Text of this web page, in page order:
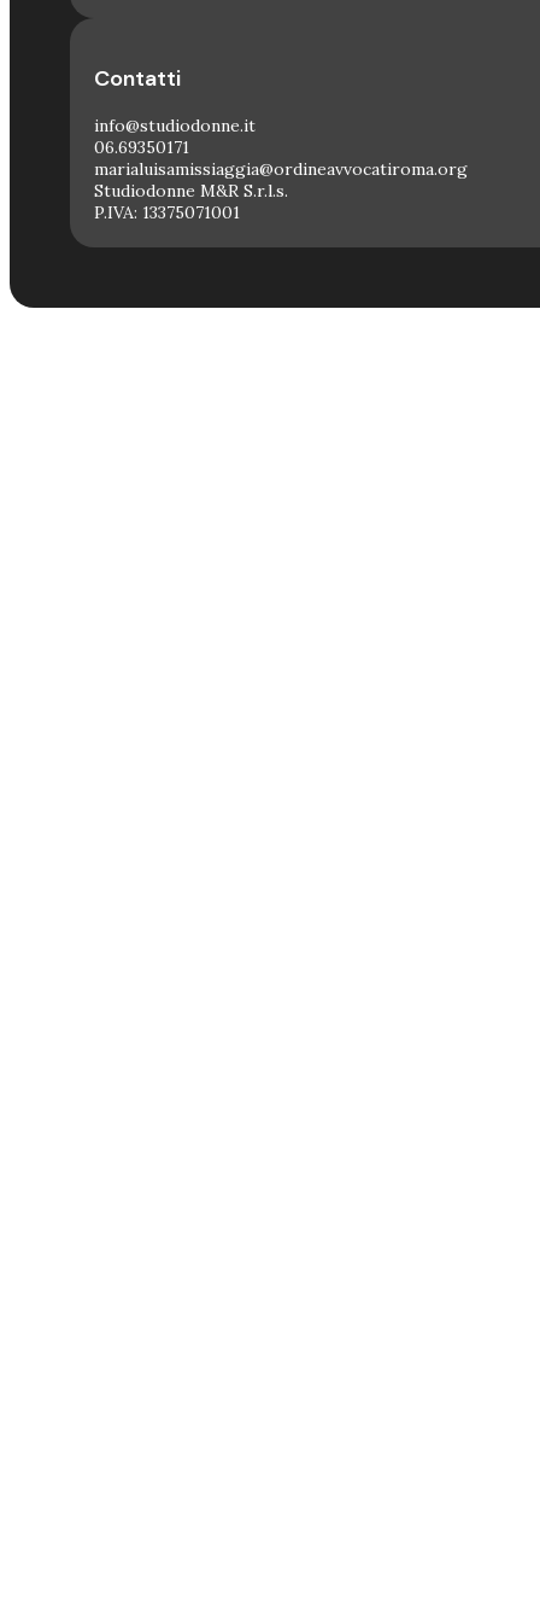
Contatti
info@studiodonne.it
06.69350171
marialuisamissiaggia@ordineavvocatiroma.org
Studiodonne M&R S.r.l.s.
P.IVA: 13375071001